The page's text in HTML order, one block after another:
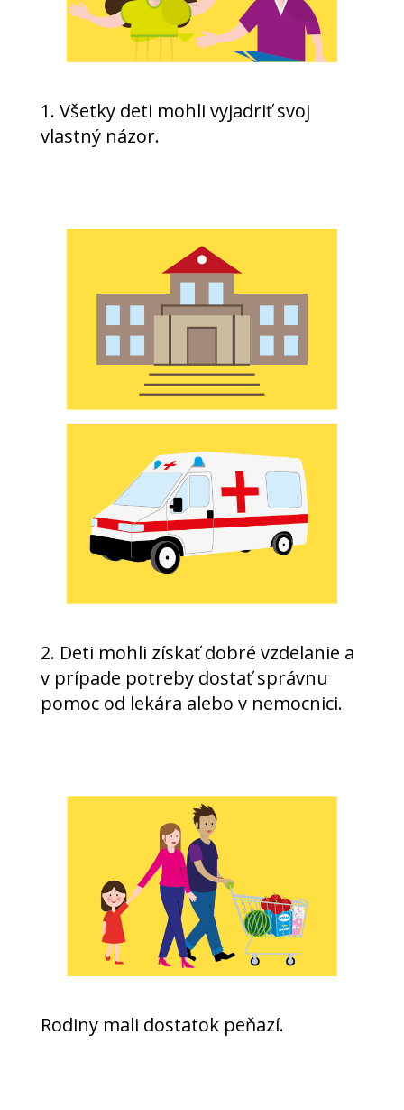
1. Všetky deti mohli vyjadriť svoj
vlastný názor.
2. Deti mohli získať dobré vzdelanie a
v prípade potreby dostať správnu
pomoc od lekára alebo v nemocnici.
Rodiny mali dostatok peňazí.